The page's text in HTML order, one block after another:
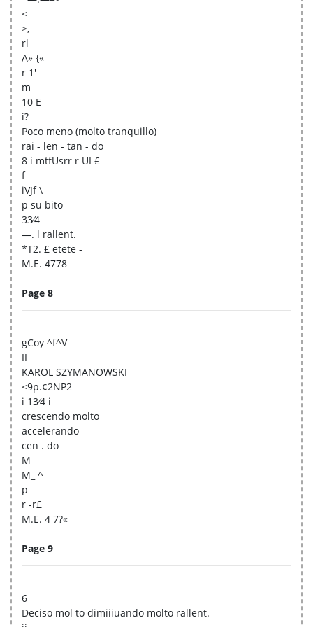
<
>,
rl
A» {«
r 1'
m
10 E
i?
Poco meno (molto tranquillo)
rai - len - tan - do
8 i mtfUsrr r UI £
f
iVJf \
p su bito
33⁄4
—. l rallent.
*T2. £ etete -
M.E. 4778
Page 8
gCoy ^f^V
II
KAROL SZYMANOWSKI
<9p.¢2NP2
i 13⁄4 i
crescendo molto
accelerando
cen . do
M
M_ ^
p
r -r£
M.E. 4 7?«
Page 9
6
Deciso mol to dimiiiuando molto rallent.